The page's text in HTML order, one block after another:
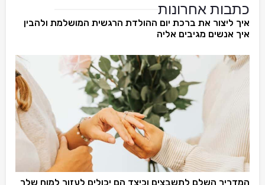
כתבות אחרונות
איך ליצור את ברכת יום ההולדת הרגשית המושלמת ולהבין
איך אנשים מגיבים אליה
המדריך השלם לתשבצים וכיצד הם יכולים לעזור למוח שלך